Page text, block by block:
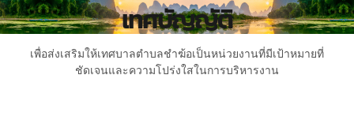
เทศบัญญัติ
เพื่อส่งเสริมให้เทศบาลตําบลชําฆ้อเป็นหน่วยงานที่มีเป้าหมายที่
ชัดเจนและความโปร่งใสในการบริหารงาน